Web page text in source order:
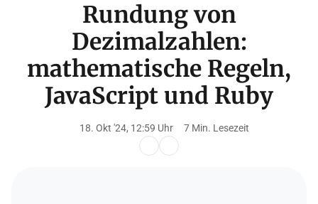
Rundung von
Dezimalzahlen:
mathematische Regeln,
JavaScript und Ruby
18. Okt '24, 12:59 Uhr 7 Min. Lesezeit